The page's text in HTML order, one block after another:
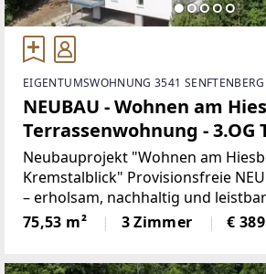
EIGENTUMSWOHNUNG 3541 SENFTENBERG
NEUBAU - Wohnen am
Terrassenwohnung - 3.OG
Neubauprojekt "Wohnen am
Kremstalblick" Provisionsfreie
– erholsam, nachhaltig und
Ortsende der idyllischen
Senftenberg - umrandet von
75,53 m² 3 Zimmer €